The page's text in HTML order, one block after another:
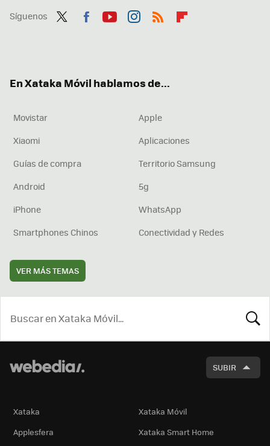
Síguenos
En Xataka Móvil hablamos de...
Movistar
Apple
Xiaomi
Aplicaciones
Guías de compra
Territorio Samsung
Android
5g
iPhone
WhatsApp
Smartphones Chinos
Conectividad y Redes
VER MÁS TEMAS
SUBIR
Xataka
Xataka Móvil
Applesfera
Xataka Smart Home